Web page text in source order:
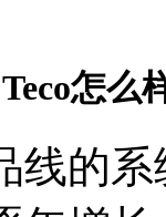
怎么
线的